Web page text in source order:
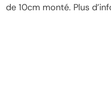
de 10cm monté. Plus